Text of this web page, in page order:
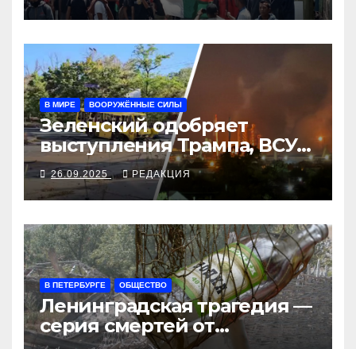
В МИРЕ ВООРУЖЁННЫЕ СИЛЫ
Зеленский одобряет
выступления Трампа, ВСУ
закрыли Добропольский
рубеж
26.09.2025 РЕДАКЦИЯ
В ПЕТЕРБУРГЕ ОБЩЕСТВО
Ленинградская трагедия —
серия смертей от